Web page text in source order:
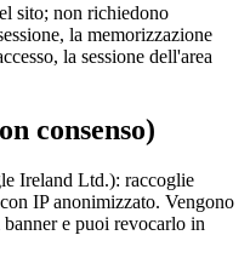
sito; non richiedono
la memorizzazione
la sessione dell'area
consenso)
Ireland Ltd.): raccoglie
IP anonimizzato. Vengono
e puoi revocarlo in